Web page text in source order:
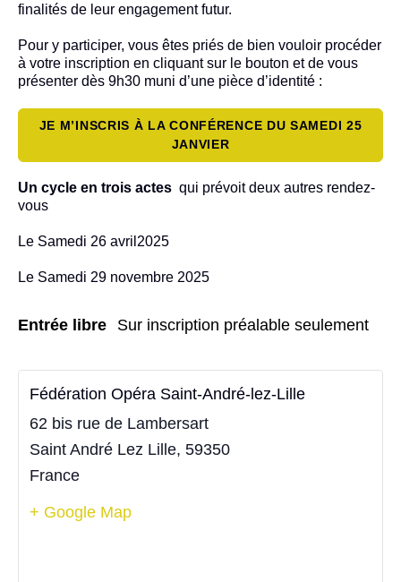
finalités de leur engagement futur.
Pour y participer, vous êtes priés de bien vouloir procéder
à votre inscription en cliquant sur le bouton et de vous
présenter dès 9h30 muni d’une pièce d’identité :
JE M’INSCRIS À LA CONFÉRENCE DU SAMEDI 25
JANVIER
Un cycle en trois actes qui prévoit deux autres rendez-
vous
Le Samedi 26 avril2025
Le Samedi 29 novembre 2025
Entrée libre Sur inscription préalable seulement
Fédération Opéra Saint-André-lez-Lille
62 bis rue de Lambersart
Saint André Lez Lille, 59350
France
+ Google Map